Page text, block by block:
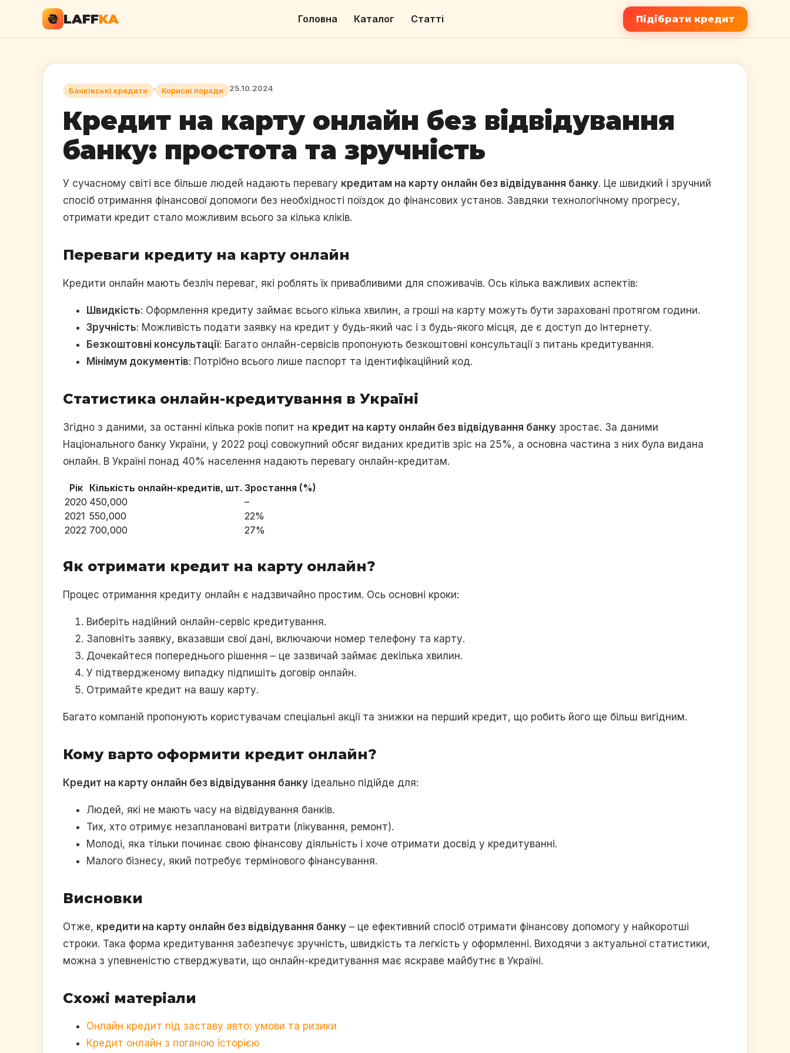
₴ LAFFKA Головна Каталог Статті Підібрати кредит
Банківські кредити · Корисні поради 25.10.2024
Кредит на карту онлайн без відвідування
банку: простота та зручність
У сучасному світі все більше людей надають перевагу кредитам на карту онлайн без відвідування банку. Це швидкий і зручний
спосіб отримання фінансової допомоги без необхідності поїздок до фінансових установ. Завдяки технологічному прогресу,
отримати кредит стало можливим всього за кілька кліків.
Переваги кредиту на карту онлайн
Кредити онлайн мають безліч переваг, які роблять їх привабливими для споживачів. Ось кілька важливих аспектів:
Швидкість: Оформлення кредиту займає всього кілька хвилин, а гроші на карту можуть бути зараховані протягом години.
Зручність: Можливість подати заявку на кредит у будь-який час і з будь-якого місця, де є доступ до Інтернету.
Безкоштовні консультації: Багато онлайн-сервісів пропонують безкоштовні консультації з питань кредитування.
Мінімум документів: Потрібно всього лише паспорт та ідентифікаційний код.
Статистика онлайн-кредитування в Україні
Згідно з даними, за останні кілька років попит на кредит на карту онлайн без відвідування банку зростає. За даними
Національного банку України, у 2022 році совокупний обсяг виданих кредитів зріс на 25%, а основна частина з них була видана
онлайн. В Україні понад 40% населення надають перевагу онлайн-кредитам.
Рік Кількість онлайн-кредитів, шт. Зростання (%)
2020 450,000
–
2021 550,000
22%
2022 700,000 27%
Як отримати кредит на карту онлайн?
Процес отримання кредиту онлайн є надзвичайно простим. Ось основні кроки:
Виберіть надійний онлайн-сервіс кредитування.
Заповніть заявку, вказавши свої дані, включаючи номер телефону та карту.
Дочекайтеся попереднього рішення – це зазвичай займає декілька хвилин.
У підтвердженому випадку підпишіть договір онлайн.
Отримайте кредит на вашу карту.
Багато компаній пропонують користувачам спеціальні акції та знижки на перший кредит, що робить його ще більш вигідним.
Кому варто оформити кредит онлайн?
Кредит на карту онлайн без відвідування банку ідеально підійде для:
Людей, які не мають часу на відвідування банків.
Тих, хто отримує незаплановані витрати (лікування, ремонт).
Молоді, яка тільки починає свою фінансову діяльність і хоче отримати досвід у кредитуванні.
Малого бізнесу, який потребує термінового фінансування.
Висновки
Отже, кредити на карту онлайн без відвідування банку – це ефективний спосіб отримати фінансову допомогу у найкоротші
строки. Така форма кредитування забезпечує зручність, швидкість та легкість у оформленні. Виходячи з актуальної статистики,
можна з упевненістю стверджувати, що онлайн-кредитування має яскраве майбутнє в Україні.
Схожі матеріали
Онлайн кредит під заставу авто: умови та ризики
Кредит онлайн з поганою історією